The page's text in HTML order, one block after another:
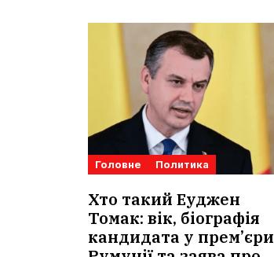
Головне Политика
Хто такий Еуджен
Томак: вік, біографія
кандидата у прем’єри